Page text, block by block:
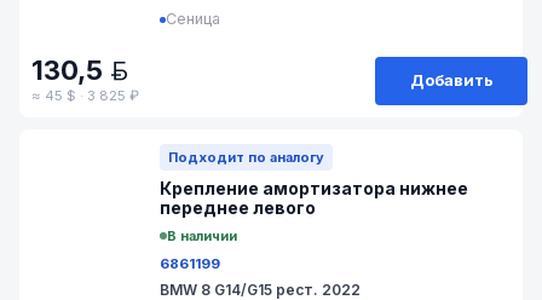
Сеница
130,5
≈ 45 $ · 3 825 ₽
Добавить
Подходит по аналогу
Крепление амортизатора нижнее
переднее левого
В наличии
6861199
BMW 8 G14/G15 рест. 2022